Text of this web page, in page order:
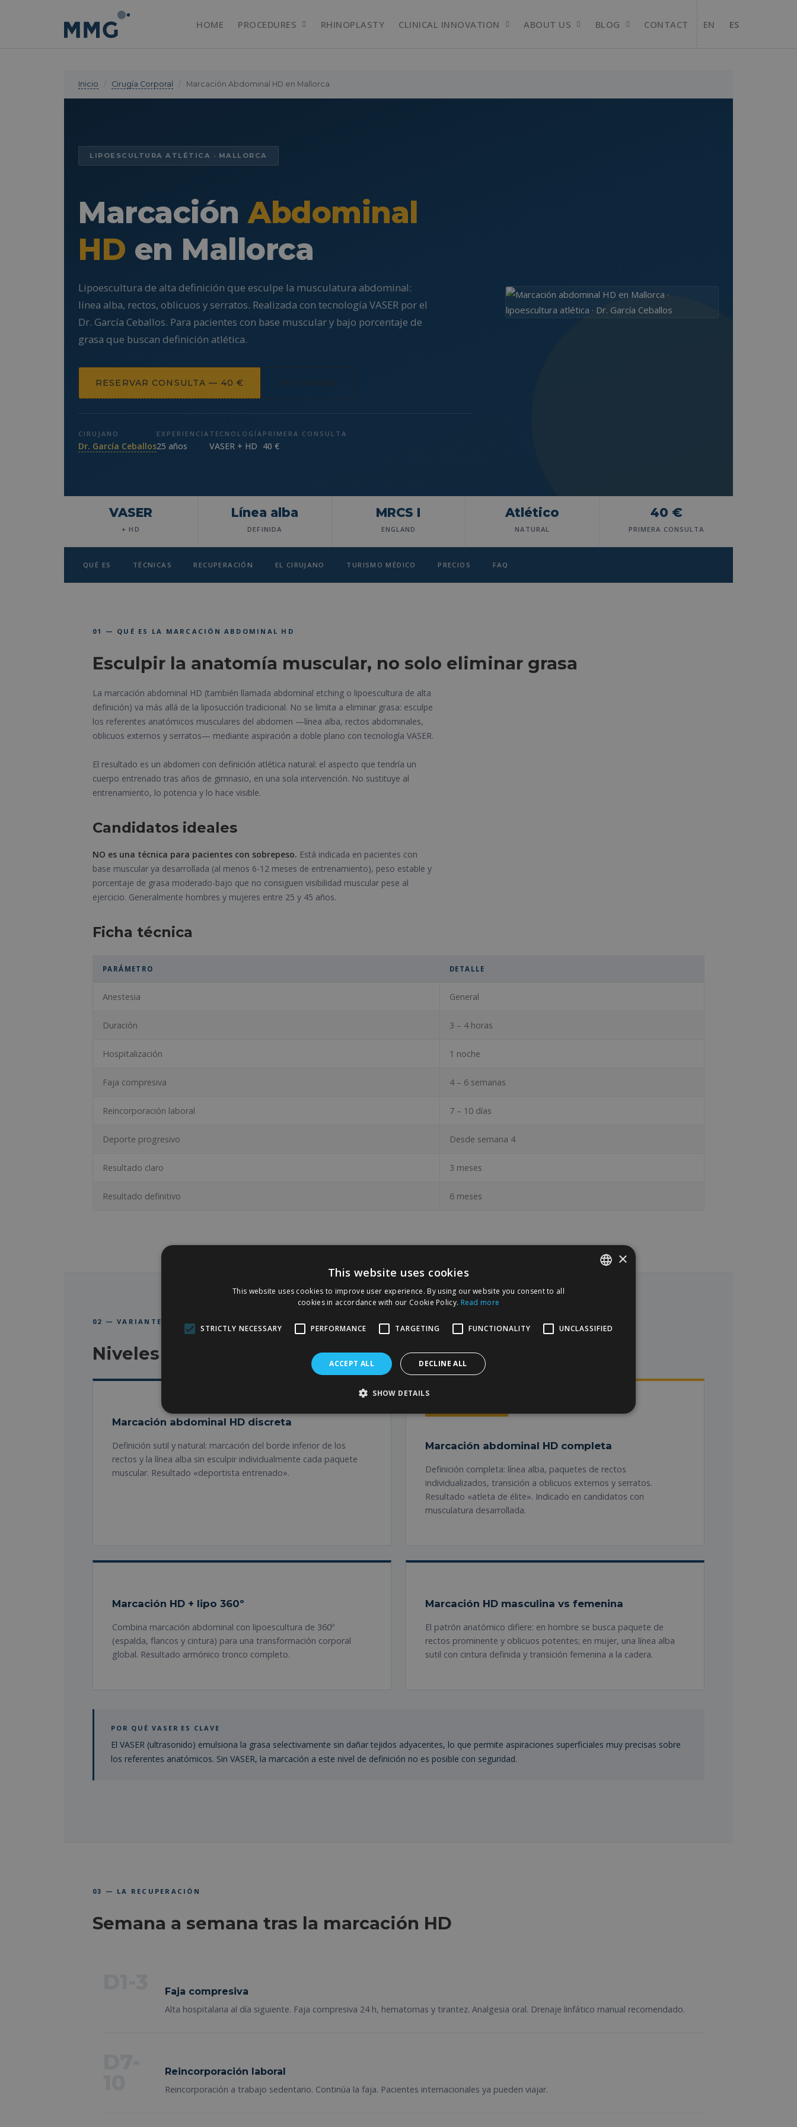
HOME PROCEDURES RHINOPLASTY CLINICAL INNOVATION ABOUT US BLOG CONTACT EN ES
Inicio / Cirugía Corporal / Marcación Abdominal HD en Mallorca
LIPOESCULTURA ATLÉTICA · MALLORCA
MarcaciónAbdominal
HD en Mallorca
Lipoescultura de alta definición que esculpe la musculatura abdominal:
línea alba, rectos, oblicuos y serratos. Realizada con tecnología VASER por el
Dr. García Ceballos. Para pacientes con base muscular y bajo porcentaje de
grasa que buscan definición atlética.
RESERVAR CONSULTA — 40 € 971 254 686
CIRUJANO
Dr. García Ceballos
EXPERIENCIA
25 años
TECNOLOGÍA
VASER + HD
PRIMERA CONSULTA
40 €
VASER
+ HD
Línea alba
DEFINIDA
MRCS I
ENGLAND
Atlético
NATURAL
40 €
PRIMERA CONSULTA
QUÉ ES · TÉCNICAS · RECUPERACIÓN · EL CIRUJANO · TURISMO MÉDICO · PRECIOS · FAQ
01 — QUÉ ES LA MARCACIÓN ABDOMINAL HD
Esculpir la anatomía muscular, no solo eliminar grasa
La marcación abdominal HD (también llamada abdominal etching o lipoescultura de alta
definición) va más allá de la liposucción tradicional. No se limita a eliminar grasa: esculpe
los referentes anatómicos musculares del abdomen —línea alba, rectos abdominales,
oblicuos externos y serratos— mediante aspiración a doble plano con tecnología VASER.
El resultado es un abdomen con definición atlética natural: el aspecto que tendría un
cuerpo entrenado tras años de gimnasio, en una sola intervención. No sustituye al
entrenamiento, lo potencia y lo hace visible.
Candidatos ideales
NO es una técnica para pacientes con sobrepeso. Está indicada en pacientes con
base muscular ya desarrollada (al menos 6-12 meses de entrenamiento), peso estable y
porcentaje de grasa moderado-bajo que no consiguen visibilidad muscular pese al
ejercicio. Generalmente hombres y mujeres entre 25 y 45 años.
Ficha técnica
PARÁMETRO DETALLE
Anestesia General
Duración 3 – 4 horas
Hospitalización 1 noche
Faja compresiva 4 – 6 semanas
Reincorporación laboral 7 – 10 días
Deporte progresivo Desde semana 4
Resultado claro 3 meses
Resultado definitivo 6 meses
02 — VARIANTES DE LA MARCACIÓN HD
Niveles de definición y zonas tratadas
Marcación abdominal HD discreta
Definición sutil y natural: marcación del borde inferior de los
rectos y la línea alba sin esculpir individualmente cada paquete
muscular. Resultado «deportista entrenado».
Marcación abdominal HD completa
Definición completa: línea alba, paquetes de rectos
individualizados, transición a oblicuos externos y serratos.
Resultado «atleta de élite». Indicado en candidatos con
musculatura desarrollada.
Marcación HD + lipo 360º
Combina marcación abdominal con lipoescultura de 360º
(espalda, flancos y cintura) para una transformación corporal
global. Resultado armónico tronco completo.
Marcación HD masculina vs femenina
El patrón anatómico difiere: en hombre se busca paquete de
rectos prominente y oblicuos potentes; en mujer, una línea alba
sutil con cintura definida y transición femenina a la cadera.
POR QUÉ VASER ES CLAVE
El VASER (ultrasonido) emulsiona la grasa selectivamente sin dañar tejidos adyacentes, lo que permite aspiraciones superficiales muy precisas sobre
los referentes anatómicos. Sin VASER, la marcación a este nivel de definición no es posible con seguridad.
03 — LA RECUPERACIÓN
Semana a semana tras la marcación HD
Faja compresiva
Alta hospitalaria al día siguiente. Faja compresiva 24 h, hematomas y tirantez. Analgesia oral. Drenaje linfático manual recomendado.
Reincorporación laboral
Reincorporación a trabajo sedentario. Continúa la faja. Pacientes internacionales ya pueden viajar.
×
This website uses cookies
This website uses cookies to improve user experience. By using our website you consent to all
cookies in accordance with our Cookie Policy. Read more
STRICTLY NECESSARY PERFORMANCE TARGETING FUNCTIONALITY UNCLASSIFIED
ACCEPT ALL DECLINE ALL
SHOW DETAILS